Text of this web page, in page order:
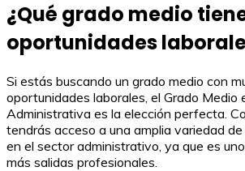
¿Qué grado medio
oportunidades
Si estás buscando un grado medio con
oportunidades laborales, el Grado Medio
Administrativa es la elección perfecta.
tendrás acceso a una amplia variedad
en el sector administrativo, ya que es
más salidas profesionales.